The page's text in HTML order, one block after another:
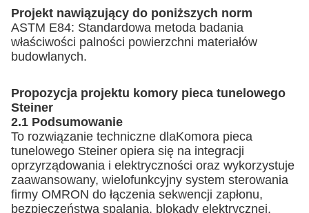
Projekt nawiązujący do poniższych norm
ASTM E84: Standardowa metoda badania
właściwości palności powierzchni materiałów
budowlanych.
Propozycja projektu komory pieca tunelowego
Steiner
2.1 Podsumowanie
To rozwiązanie techniczne dlaKomora pieca
tunelowego Steiner opiera się na integracji
oprzyrządowania i elektryczności oraz wykorzystuje
zaawansowany, wielofunkcyjny system sterowania
firmy OMRON do łączenia sekwencji zapłonu,
bezpieczeństwa spalania, blokady elektrycznej,